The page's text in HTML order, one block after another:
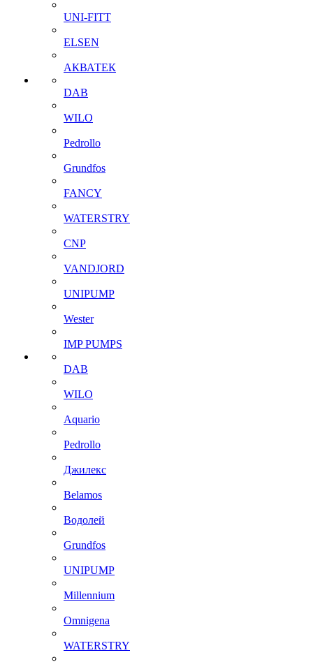
UNI-FITT
ELSEN
АКВАТЕК
DAB
WILO
Pedrollo
Grundfos
FANCY
WATERSTRY
CNP
VANDJORD
UNIPUMP
Wester
IMP PUMPS
DAB
WILO
Aquario
Pedrollo
Джилекс
Belamos
Водолей
Grundfos
UNIPUMP
Millennium
Omnigena
WATERSTRY